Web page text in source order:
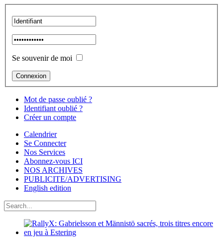
Se souvenir de moi
Mot de passe oublié ?
Identifiant oublié ?
Créer un compte
Calendrier
Se Connecter
Nos Services
Abonnez-vous ICI
NOS ARCHIVES
PUBLICITE/ADVERTISING
English edition